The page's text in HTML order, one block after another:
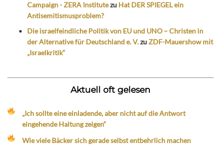
Campaign - ZERA Institutezu Hat DER SPIEGEL ein
Antisemitismusproblem?
Die israelfeindliche Politik von EU und UNO – Christen in
der Alternative für Deutschland e. V.zuZDF-Mauershow mit
„Israelkritik“
Aktuell oft gelesen
„Ich sollte eine einladende, aber nicht auf die Antwort
eingehende Haltung zeigen“
Wie viele Bäcker sich gerade selbst entbehrlich machen